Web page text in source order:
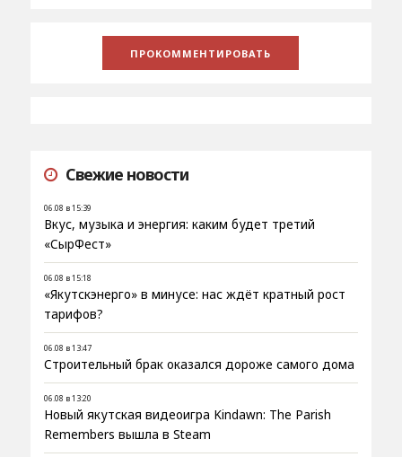
Свежие новости
06.08 в 15:39
Вкус, музыка и энергия: каким будет третий
«СырФест»
06.08 в 15:18
«Якутскэнерго» в минусе: нас ждёт кратный рост
тарифов?
06.08 в 13:47
Строительный брак оказался дороже самого дома
06.08 в 13:20
Новый якутская видеоигра Kindawn: The Parish
Remembers вышла в Steam